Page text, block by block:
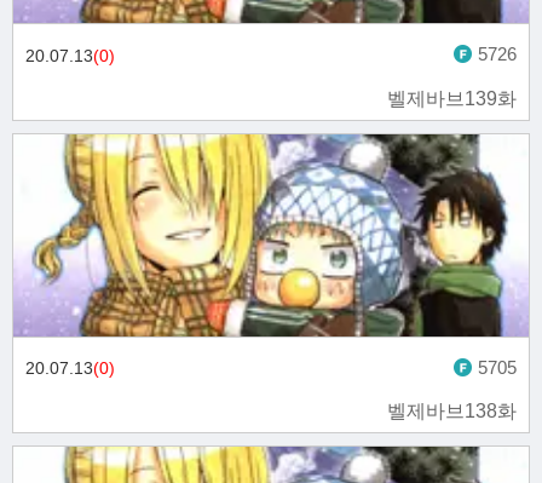
벨제바브139화
20.07.13(0) 5726
벨제바브138화
20.07.13(0) 5705